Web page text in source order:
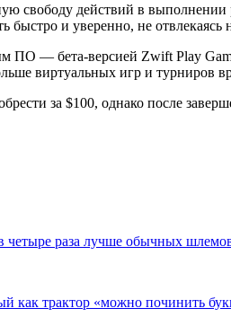
свободу действий в
быстро и уверенно, не
ПО — бета-версией Zwift Play
виртуальных игр и турниров
за $100, однако после
четыре раза лучше обычных
как трактор «можно починить